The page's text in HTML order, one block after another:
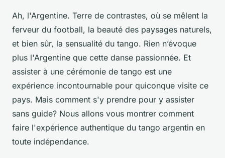
Ah, l'Argentine. Terre de contrastes, où se mêlent la
ferveur du football, la beauté des paysages naturels,
et bien sûr, la sensualité du tango. Rien n’évoque
plus l'Argentine que cette danse passionnée. Et
assister à une cérémonie de tango est une
expérience incontournable pour quiconque visite ce
pays. Mais comment s'y prendre pour y assister
sans guide? Nous allons vous montrer comment
faire l'expérience authentique du tango argentin en
toute indépendance.